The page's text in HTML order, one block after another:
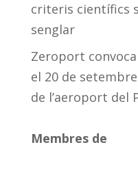
criteris científics
senglar
Zeroport
el 20 de
de l’aeroport del
Membres de